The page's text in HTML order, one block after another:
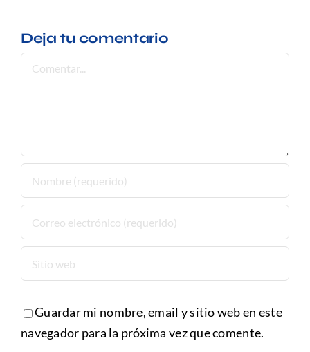
Deja tu comentario
Comentar
Guardar mi nombre, email y sitio web en este
navegador para la próxima vez que comente.